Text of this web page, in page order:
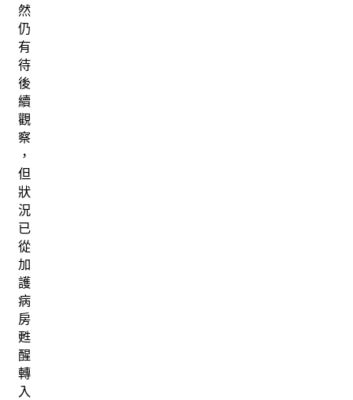
然
仍
有
待
後
續
觀
察
，
但
狀
況
已
從
加
護
病
房
甦
醒
轉
入